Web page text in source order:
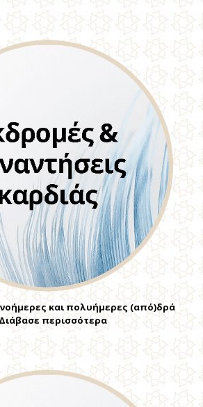
και πολυήμερες (από)δρά
περισσότερα